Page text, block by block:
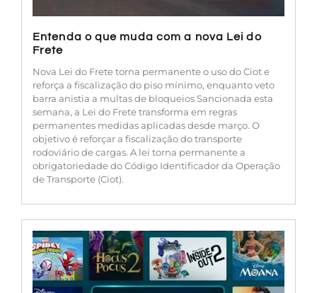
Entenda o que muda com a nova Lei do
Frete
Nova Lei do Frete torna permanente o uso do Ciot e
reforça a fiscalização do piso mínimo, enquanto veto
barra anistia a multas de bloqueios Sancionada esta
semana, a Lei do Frete transforma em regras
permanentes medidas aplicadas desde março. O
objetivo é reforçar a fiscalização do transporte
rodoviário de cargas. A lei torna permanente a
obrigatoriedade do Código Identificador da Operação
de Transporte (Ciot).